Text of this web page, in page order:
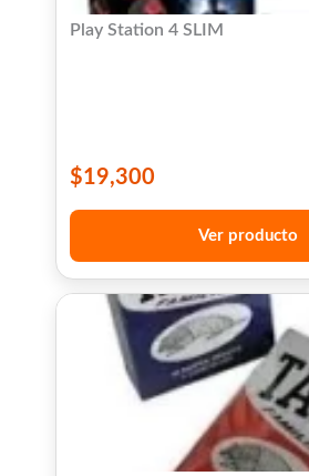
Play Station 4 SLIM
$19,300
Ver producto